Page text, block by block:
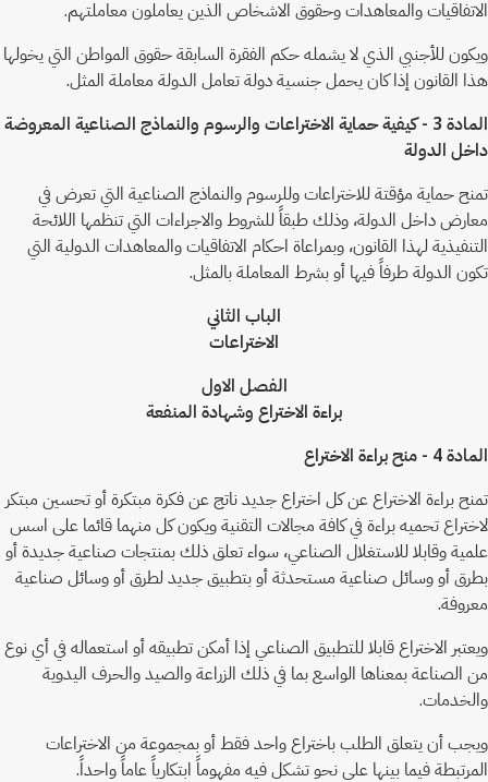
الاتفاقيات والمعاهدات وحقوق الاشخاص الذين يعاملون معاملتهم.
ويكون للأجنبي الذي لا يشمله حكم الفقرة السابقة حقوق المواطن التي يخولها
هذا القانون إذا كان يحمل جنسية دولة تعامل الدولة معاملة المثل.
المادة 3 - كيفية حماية الاختراعات والرسوم والنماذج الصناعية المعروضة
داخل الدولة
تمنح حماية مؤقتة للاختراعات وللرسوم والنماذج الصناعية التي تعرض في
معارض داخل الدولة، وذلك طبقاً للشروط والاجراءات التي تنظمها اللائحة
التنفيذية لهذا القانون، وبمراعاة احكام الاتفاقيات والمعاهدات الدولية التي
تكون الدولة طرفاً فيها أو بشرط المعاملة بالمثل.
الباب الثاني
الاختراعات
الفصل الاول
براءة الاختراع وشهادة المنفعة
المادة 4 - منح براءة الاختراع
تمنح براءة الاختراع عن كل اختراع جديد ناتج عن فكرة مبتكرة أو تحسين مبتكر
لاختراع تحميه براءة في كافة مجالات التقنية ويكون كل منهما قائما على اسس
علمية وقابلا للاستغلال الصناعي، سواء تعلق ذلك بمنتجات صناعية جديدة أو
بطرق أو وسائل صناعية مستحدثة أو بتطبيق جديد لطرق أو وسائل صناعية
معروفة.
ويعتبر الاختراع قابلا للتطبيق الصناعي إذا أمكن تطبيقه أو استعماله في أي نوع
من الصناعة بمعناها الواسع بما في ذلك الزراعة والصيد والحرف اليدوية
والخدمات.
ويجب أن يتعلق الطلب باختراع واحد فقط أو بمجموعة من الاختراعات
المرتبطة فيما بينها على نحو تشكل فيه مفهوماً ابتكارياً عاماً واحداً.